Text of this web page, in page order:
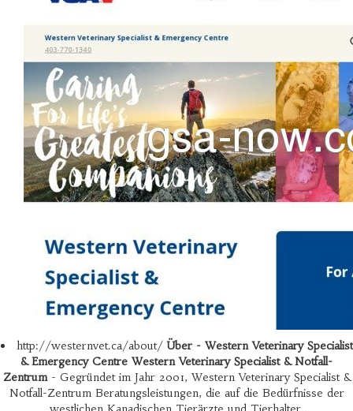
http://westernvet.ca/about/Über - Western Veterinary Specialist
& Emergency Centre Western Veterinary Specialist & Notfall-
Zentrum- Gegründet im Jahr 2001, Western Veterinary Specialist &
Notfall-Zentrum Beratungsleistungen, die auf die Bedürfnisse der